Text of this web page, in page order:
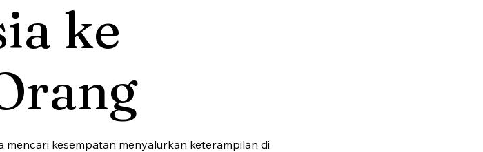
ke
kesempatan menyalurkan keterampilan di